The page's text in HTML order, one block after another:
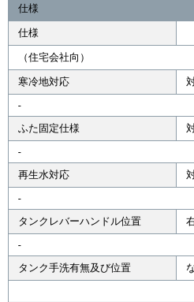
仕様
仕様
（住宅会社向）
寒冷地対応
-
ふた固定仕様
-
再生水対応
-
タンクレバーハンドル位置
-
タンク手洗有無及び位置